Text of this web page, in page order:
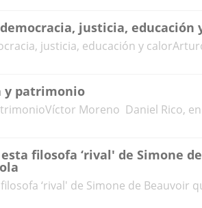
justicia, educación
justicia, educación y
y patrimonio
Moreno Daniel Rico,
filosofa ‘rival' de Simone
‘rival' de Simone de Beauvoir